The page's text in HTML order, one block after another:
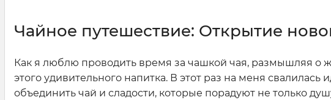
Чайное путешествие: Открытие
Как я люблю проводить время за чашкой чая, размышляя о
этого удивительного напитка. В этот раз на меня
объединить чай и сладости, которые порадуют не только